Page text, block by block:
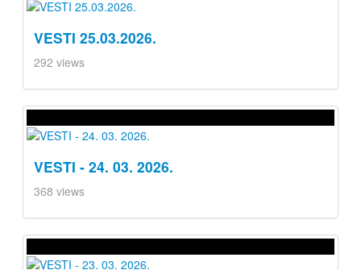
VESTI 25.03.2026.
292 views
VESTI - 24. 03. 2026.
368 views